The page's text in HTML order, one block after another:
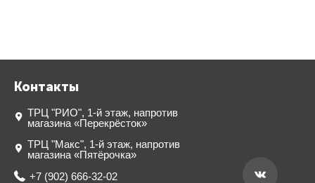
Контакты
ТРЦ "РИО", 1-й этаж, напротив
магазина «Перекрёсток»
ТРЦ "Макс", 1-й этаж, напротив
магазина «Пятёрочка»
+7 (902) 666-32-02